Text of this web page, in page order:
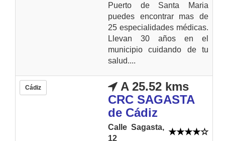
Puerto de Santa Maria
puedes encontrar mas de
25 especialidades médicas.
Llevan 30 años en el
municipio cuidando de tu
salud....
Cádiz
A 25.52 kms
CRC SAGASTA
de Cádiz
Calle Sagasta,
12